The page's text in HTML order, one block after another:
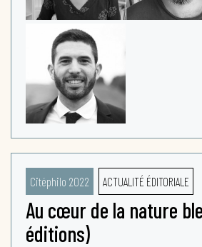
Citéphilo 2022 ACTUALITÉ ÉDITORIALE
Au cœur de la nature
éditions)